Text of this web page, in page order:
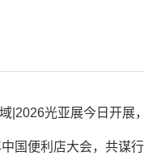
|2026光亚展今日开展
国便利店大会，共谋行